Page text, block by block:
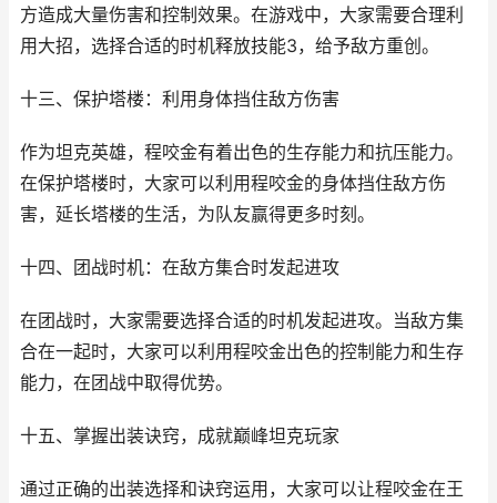
方造成大量伤害和控制效果。在游戏中，大家需要合理利
用大招，选择合适的时机释放技能3，给予敌方重创。
十三、保护塔楼：利用身体挡住敌方伤害
作为坦克英雄，程咬金有着出色的生存能力和抗压能力。
在保护塔楼时，大家可以利用程咬金的身体挡住敌方伤
害，延长塔楼的生活，为队友赢得更多时刻。
十四、团战时机：在敌方集合时发起进攻
在团战时，大家需要选择合适的时机发起进攻。当敌方集
合在一起时，大家可以利用程咬金出色的控制能力和生存
能力，在团战中取得优势。
十五、掌握出装诀窍，成就巅峰坦克玩家
通过正确的出装选择和诀窍运用，大家可以让程咬金在王